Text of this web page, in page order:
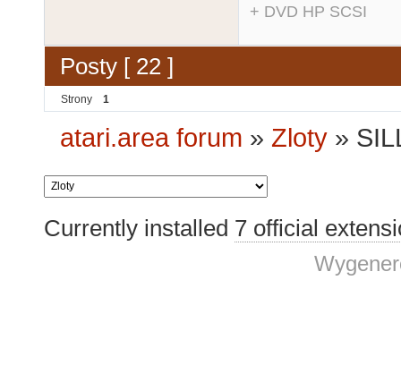
+ DVD HP SCSI
Posty [ 22 ]
Strony 1
atari.area forum » Zloty »
Currently installed 7 official